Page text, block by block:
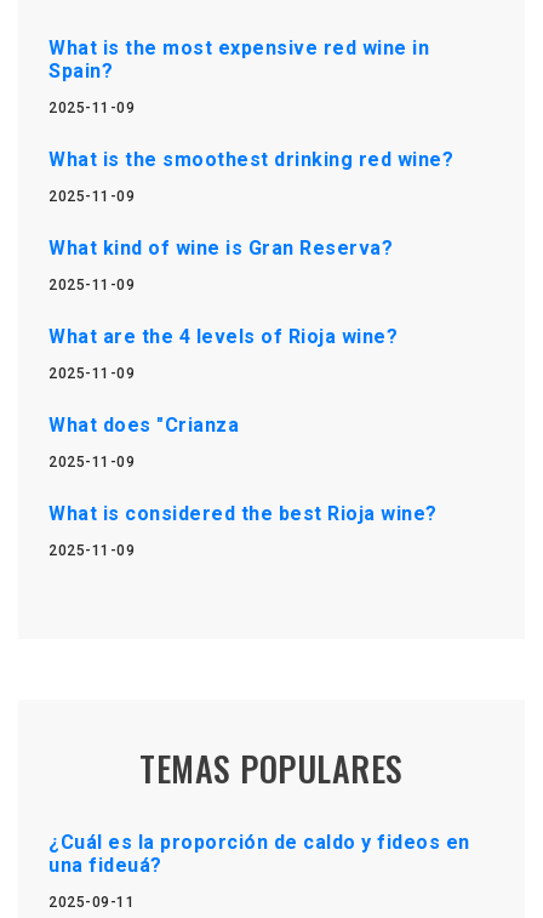
What is the most expensive red wine in
Spain?
2025-11-09
What is the smoothest drinking red wine?
2025-11-09
What kind of wine is Gran Reserva?
2025-11-09
What are the 4 levels of Rioja wine?
2025-11-09
What does "Crianza
2025-11-09
What is considered the best Rioja wine?
2025-11-09
TEMAS POPULARES
¿Cuál es la proporción de caldo y fideos en
una fideuá?
2025-09-11